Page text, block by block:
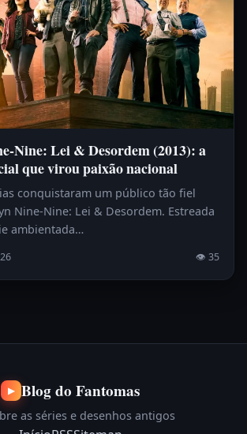
Nine: Lei & Desordem (2013): a
que virou paixão nacional
conquistaram um público tão fiel
Nine-Nine: Lei & Desordem. Estreada
ambientada…
👁 35
▶ Blog do Fantomas
as séries e desenhos antigos